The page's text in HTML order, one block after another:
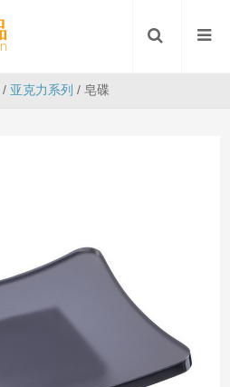
/ 亚克力系列 /皂碟